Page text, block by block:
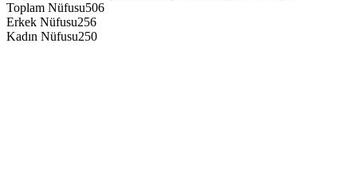
Toplam Nüfusu506
Erkek Nüfusu256
Kadın Nüfusu250